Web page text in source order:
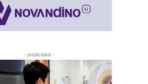
- publicidad -